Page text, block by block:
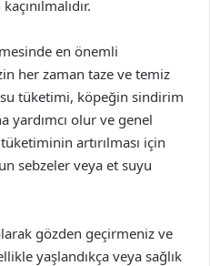
en önemli
her zaman taze ve temiz
su tüketimi, köpeğin sindirim
yardımcı olur ve genel
artırılması için
sebzeler veya et suyu
gözden geçirmeniz ve
yaşlandıkça veya sağlık